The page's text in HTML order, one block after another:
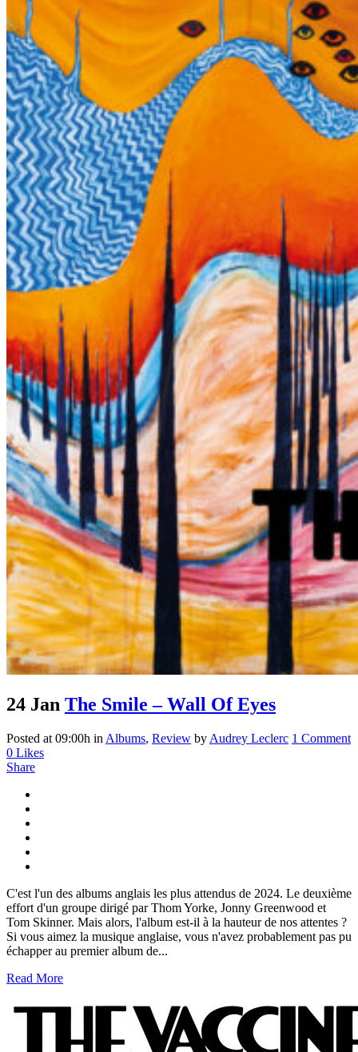
24 Jan The Smile – Wall Of Eyes
Posted at 09:00h in Albums, Review by Audrey Leclerc 1 Comment
0 Likes
Share
C'est l'un des albums anglais les plus attendus de 2024. Le deuxième
effort d'un groupe dirigé par Thom Yorke, Jonny Greenwood et
Tom Skinner. Mais alors, l'album est-il à la hauteur de nos attentes ?
Si vous aimez la musique anglaise, vous n'avez probablement pas pu
échapper au premier album de...
Read More